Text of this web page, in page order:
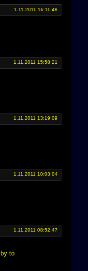
1.11.2011 16:11:48
1.11.2011 15:58:21
1.11.2011 13:19:09
1.11.2011 10:03:04
1.11.2011 08:52:47
to